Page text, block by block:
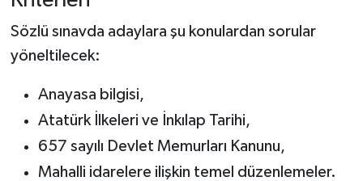
Sözlü sınavda adaylara şu konulardan sorular
yöneltilecek:
Anayasa bilgisi,
Atatürk İlkeleri ve İnkılap Tarihi,
657 sayılı Devlet Memurları Kanunu,
Mahalli idarelere ilişkin temel düzenlemeler.